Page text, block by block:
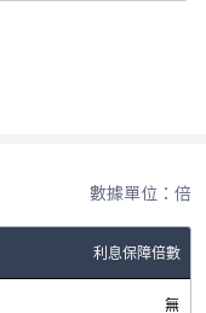
數據單位：倍
利息保障倍數
無